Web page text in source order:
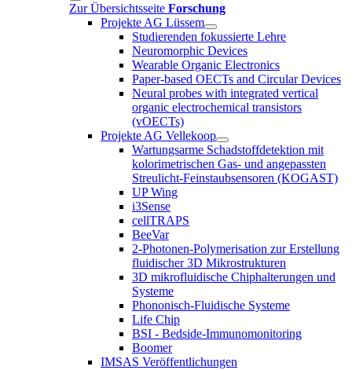
Zur Übersichtsseite Forschung
Projekte AG Lüssem
Studierenden fokussierte Lehre
Neuromorphic Devices
Wearable Organic Electronics
Paper-based OECTs and Circular Devices
Neural probes with integrated vertical
organic electrochemical transistors
(vOECTs)
Projekte AG Vellekoop
Wartungsarme Schadstoffdetektion mit
kolorimetrischen Gas- und angepassten
Streulicht-Feinstaubsensoren (KOGAST)
UP Wing
i3Sense
cellTRAPS
BeeVar
2-Photonen-Polymerisation zur Erstellung
fluidischer 3D Mikrostrukturen
3D mikrofluidische Chiphalterungen und
Systeme
Phononisch-Fluidische Systeme
Life Chip
BSI - Bedside-Immunomonitoring
Boomer
IMSAS Veröffentlichungen